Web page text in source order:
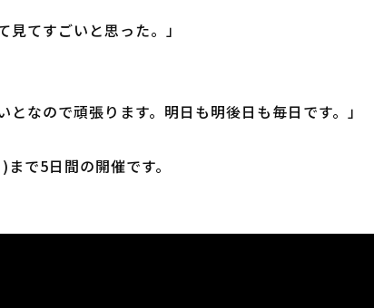
てすごいと思った。」
なので頑張ります。明日も明後日も毎日です。」
で5日間の開催です。